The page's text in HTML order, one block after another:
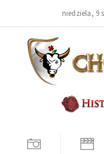
niedziela, 9